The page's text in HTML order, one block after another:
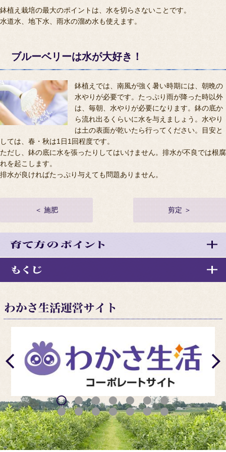
鉢植え栽培の最大のポイントは、水を切らさないことです。
水道水、地下水、雨水の溜め水も使えます。
ブルーベリーは水が大好き！
鉢植えでは、南風が強く暑い時期には、朝晩の
水やりが必要です。たっぷり雨が降った時以外
は、毎朝、水やりが必要になります。鉢の底か
ら流れ出るくらいに水を与えましょう。水やり
は土の表面が乾いたら行ってください。目安と
しては、春・秋は1日1回程度です。
ただし、鉢の底に水を張ったりしてはいけません。排水が不良では根腐
れを起こします。
排水が良ければたっぷり与えても問題ありません。
＜ 施肥 剪定 ＞